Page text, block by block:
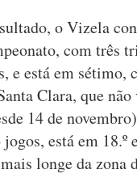
o Vizela
com três
e está em sétimo,
Clara, que não
14 de
está em 18.º
longe da zona